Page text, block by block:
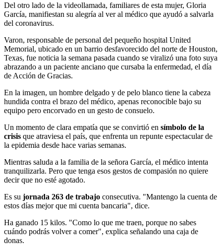
Del otro lado de la videollamada, familiares de esta mujer, Gloria
García, manifiestan su alegría al ver al médico que ayudó a salvarla
del coronavirus.
Varon, responsable de personal del pequeño hospital United
Memorial, ubicado en un barrio desfavorecido del norte de Houston,
Texas, fue noticia la semana pasada cuando se viralizó una foto suya
abrazando a un paciente anciano que cursaba la enfermedad, el día
de Acción de Gracias.
En la imagen, un hombre delgado y de pelo blanco tiene la cabeza
hundida contra el brazo del médico, apenas reconocible bajo su
equipo pero encorvado en un gesto de consuelo.
Un momento de clara empatía que se convirtió en símbolo de la
crisis que atraviesa el país, que enfrenta un repunte espectacular de
la epidemia desde hace varias semanas.
Mientras saluda a la familia de la señora García, el médico intenta
tranquilizarla. Pero que tenga esos gestos de compasión no quiere
decir que no esté agotado.
Es su jornada 263 de trabajo consecutiva. "Mantengo la cuenta de
estos días mejor que mi cuenta bancaria", dice.
Ha ganado 15 kilos. "Como lo que me traen, porque no sabes
cuándo podrás volver a comer", explica señalando una caja de
donas.